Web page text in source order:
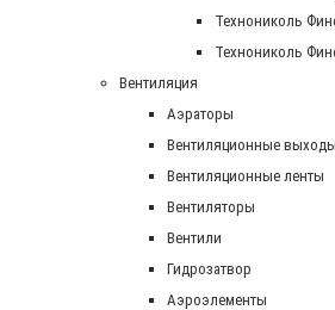
Технониколь
Технониколь
Вентиляция
Аэраторы
Вентиляционные выходы
Вентиляционные ленты
Вентиляторы
Вентили
Гидрозатвор
Аэроэлементы